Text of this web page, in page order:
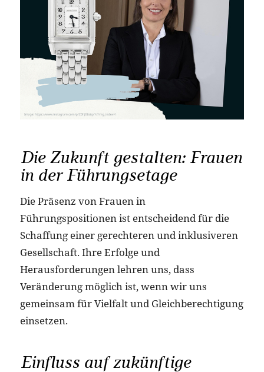
Die Zukunft gestalten: Frauen
in der Führungsetage
Die Präsenz von Frauen in
Führungspositionen ist entscheidend für die
Schaffung einer gerechteren und inklusiveren
Gesellschaft. Ihre Erfolge und
Herausforderungen lehren uns, dass
Veränderung möglich ist, wenn wir uns
gemeinsam für Vielfalt und Gleichberechtigung
einsetzen.
Einfluss auf zukünftige